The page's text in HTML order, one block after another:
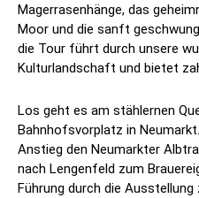
Magerrasenhänge, das
Moor und die sanft
die Tour führt durch unsere
Kulturlandschaft und bietet
Los geht es am stählernen
Bahnhofsvorplatz in
Anstieg den Neumarkter
nach Lengenfeld zum
Führung durch die